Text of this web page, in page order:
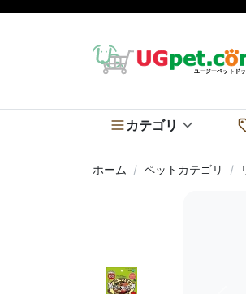
カテゴリ
ホーム ペットカテゴリ